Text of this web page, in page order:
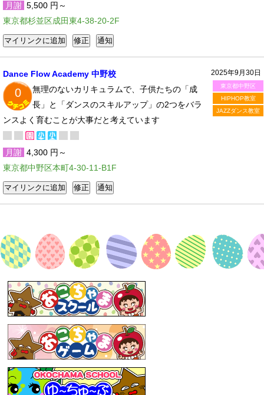
月謝 5,500 円～
東京都杉並区成田東4-38-20-2F
2025年9月30日
東京都中野区
HIPHOP教室
JAZZダンス教室
Dance Flow Academy 中野校
0
無理のないカリキュラムで、子供たちの「成
長」と「ダンスのスキルアップ」の2つをバラ
ンスよく育むことが大事だと考えています
月謝 4,300 円～
東京都中野区本町4-30-11-B1F